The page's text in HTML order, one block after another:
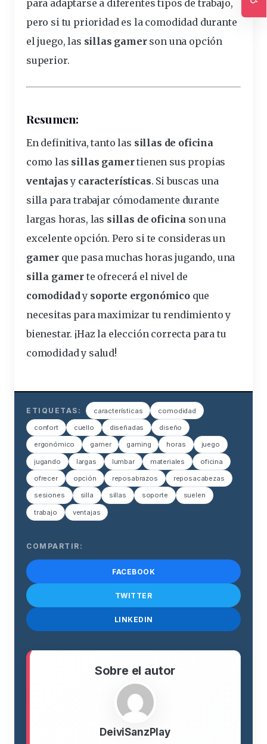
para adaptarse a diferentes tipos de trabajo,
pero si tu prioridad es la comodidad durante
el juego, las sillas gamerson una opción
superior.
Resumen:
En definitiva, tanto las sillas de oficina
como las sillas gamertienen sus propias
ventajasy características. Si buscas una
silla para trabajar cómodamente durante
largas horas, las sillas de oficina son una
excelente opción. Pero si te consideras un
gamer que pasa muchas horas jugando, una
silla gamer te ofrecerá el nivel de
comodidady soporte ergonómicoque
necesitas para maximizar tu rendimiento y
bienestar. ¡Haz la elección correcta para tu
comodidad y salud!
ETIQUETAS: características comodidad
confort cuello diseñadas diseño
ergonómico gamer gaming horas juego
jugando largas lumbar materiales oficina
ofrecer opción reposabrazos reposacabezas
sesiones silla sillas soporte suelen
trabajo ventajas
COMPARTIR:
FACEBOOK
TWITTER
LINKEDIN
Sobre el autor
DeiviSanzPlay